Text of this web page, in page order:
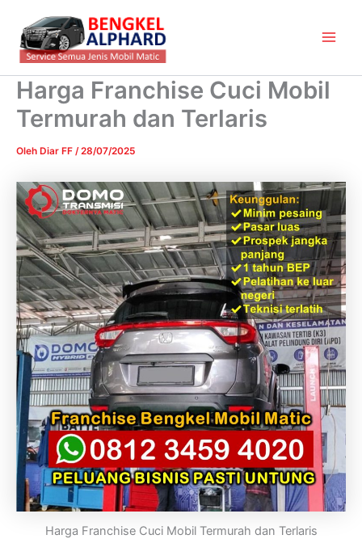
konten
Harga Franchise Cuci Mobil
Termurah dan Terlaris
Oleh Diar FF /28/07/2025
Harga Franchise Cuci Mobil Termurah dan Terlaris